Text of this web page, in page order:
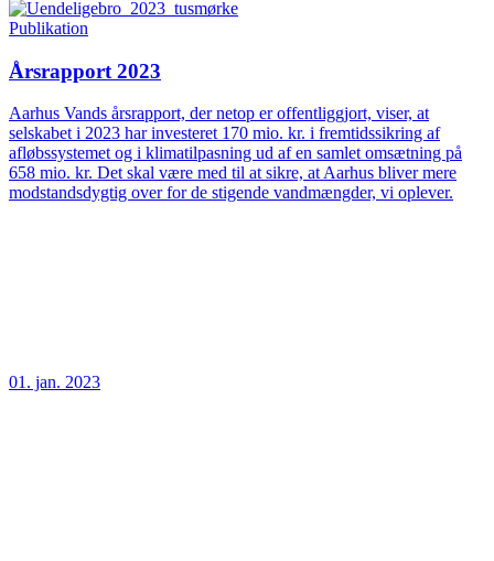
Publikation
Årsrapport 2023
Aarhus Vands årsrapport, der netop er offentliggjort, viser, at
selskabet i 2023 har investeret 170 mio. kr. i fremtidssikring af
afløbssystemet og i klimatilpasning ud af en samlet omsætning på
658 mio. kr. Det skal være med til at sikre, at Aarhus bliver mere
modstandsdygtig over for de stigende vandmængder, vi oplever.
01. jan. 2023